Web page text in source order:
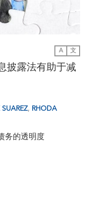
A 文
披露法有助于减
, RHODA
务的透明度